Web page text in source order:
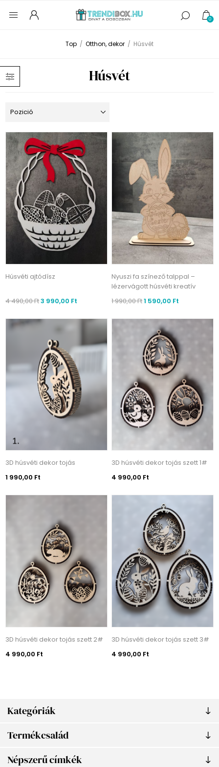
0
Top / Otthon, dekor / Húsvét
Kategóriák
Termékcsalád
Népszerű címkék
Húsvét
Húsvéti ajtódísz
4 490,00 Ft3 990,00 Ft
Nyuszi fa színező talppal –
lézervágott húsvéti kreatív
1 990,00 Ft1 590,00 Ft
3D húsvéti dekor tojás
1 990,00 Ft
3D húsvéti dekor tojás szett 1#
4 990,00 Ft
3D húsvéti dekor tojás szett 2#
4 990,00 Ft
3D húsvéti dekor tojás szett 3#
4 990,00 Ft